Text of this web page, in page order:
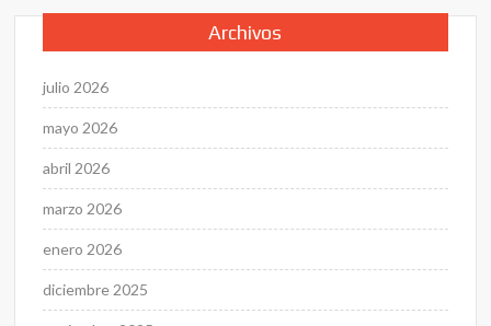
Archivos
julio 2026
mayo 2026
abril 2026
marzo 2026
enero 2026
diciembre 2025